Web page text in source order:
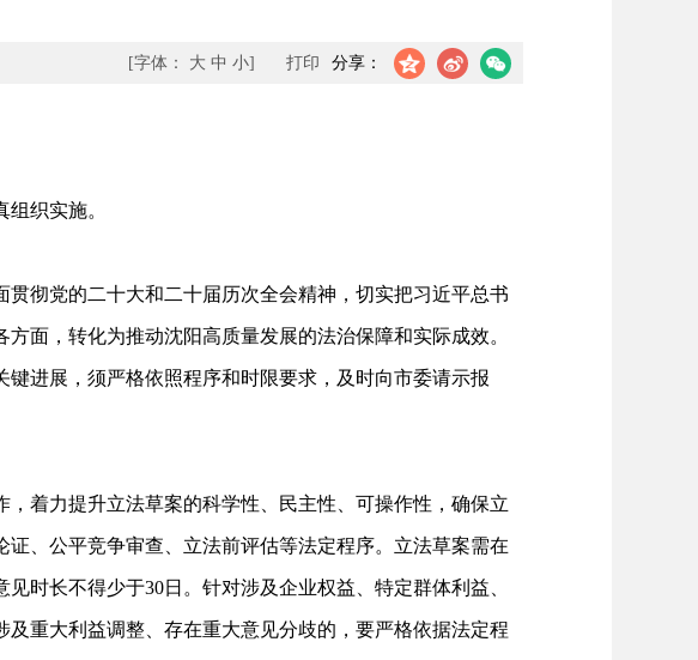
分享：
[字体： 大 中 小] 打印
织实施。
彻党的二十大和二十届历次全会精神，切实把习近平总书
面，转化为推动沈阳高质量发展的法治保障和实际成效。
进展，须严格依照程序和时限要求，及时向市委请示报
着力提升立法草案的科学性、民主性、可操作性，确保立
、公平竞争审查、立法前评估等法定程序。立法草案需在
时长不得少于30日。针对涉及企业权益、特定群体利益、
重大利益调整、存在重大意见分歧的，要严格依据法定程